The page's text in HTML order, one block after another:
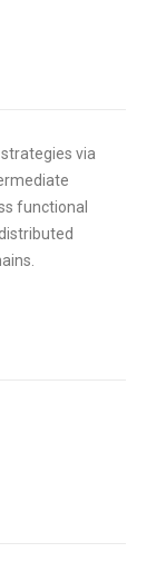
via
functional